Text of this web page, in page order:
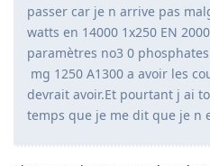
passer car je n arrive pas
watts en 14000 1x250 EN
paramètres no3 0
mg 1250 A1300 a avoir les
devrait avoir.Et pourtant j ai
temps que je me dit que je n